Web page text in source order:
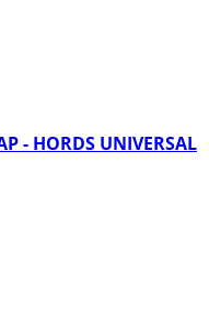
- HORDS UNIVERSAL